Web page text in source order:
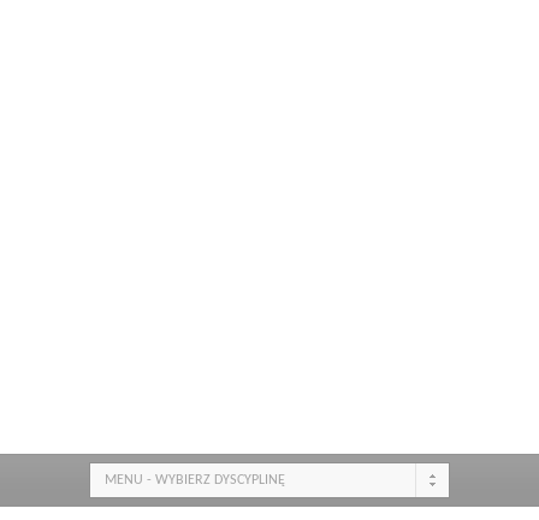
MENU - WYBIERZ DYSCYPLINĘ